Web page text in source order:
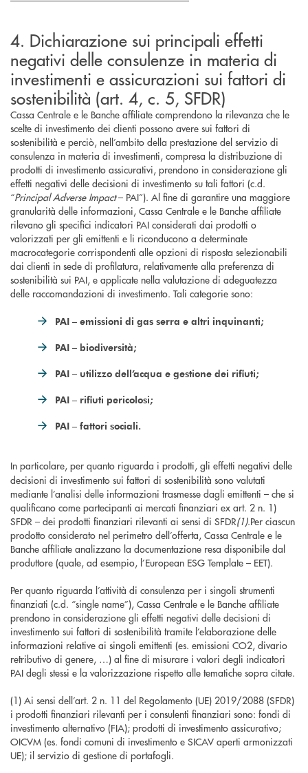
4. Dichiarazione sui principali effetti
negativi delle consulenze in materia di
investimenti e assicurazioni sui fattori di
sostenibilità (art. 4, c. 5, SFDR)
Cassa Centrale e le Banche affiliate comprendono la rilevanza che le
scelte di investimento dei clienti possono avere sui fattori di
sostenibilità e perciò, nell’ambito della prestazione del servizio di
consulenza in materia di investimenti, compresa la distribuzione di
prodotti di investimento assicurativi, prendono in considerazione gli
effetti negativi delle decisioni di investimento su tali fattori (c.d.
“Principal Adverse Impact– PAI”). Al fine di garantire una maggiore
granularità delle informazioni, Cassa Centrale e le Banche affiliate
rilevano gli specifici indicatori PAI considerati dai prodotti o
valorizzati per gli emittenti e li riconducono a determinate
macrocategorie corrispondenti alle opzioni di risposta selezionabili
dai clienti in sede di profilatura, relativamente alla preferenza di
sostenibilità sui PAI, e applicate nella valutazione di adeguatezza
delle raccomandazioni di investimento. Tali categorie sono:
PAI – emissioni di gas serra e altri inquinanti;
PAI – biodiversità;
PAI – utilizzo dell’acqua e gestione dei rifiuti;
PAI – rifiuti pericolosi;
PAI – fattori sociali.
In particolare, per quanto riguarda i prodotti, gli effetti negativi delle
decisioni di investimento sui fattori di sostenibilità sono valutati
mediante l’analisi delle informazioni trasmesse dagli emittenti – che si
qualificano come partecipanti ai mercati finanziari ex art. 2 n. 1)
SFDR – dei prodotti finanziari rilevanti ai sensi di SFDR(1).Per ciascun
prodotto considerato nel perimetro dell’offerta, Cassa Centrale e le
Banche affiliate analizzano la documentazione resa disponibile dal
produttore (quale, ad esempio, l’European ESG Template – EET).
Per quanto riguarda l’attività di consulenza per i singoli strumenti
finanziati (c.d. “single name”), Cassa Centrale e le Banche affiliate
prendono in considerazione gli effetti negativi delle decisioni di
investimento sui fattori di sostenibilità tramite l’elaborazione delle
informazioni relative ai singoli emittenti (es. emissioni CO2, divario
retributivo di genere, …) al fine di misurare i valori degli indicatori
PAI degli stessi e la valorizzazione rispetto alle tematiche sopra citate.
(1) Ai sensi dell’art. 2 n. 11 del Regolamento (UE) 2019/2088 (SFDR)
i prodotti finanziari rilevanti per i consulenti finanziari sono: fondi di
investimento alternativo (FIA); prodotti di investimento assicurativo;
OICVM (es. fondi comuni di investimento e SICAV aperti armonizzati
UE); il servizio di gestione di portafogli.